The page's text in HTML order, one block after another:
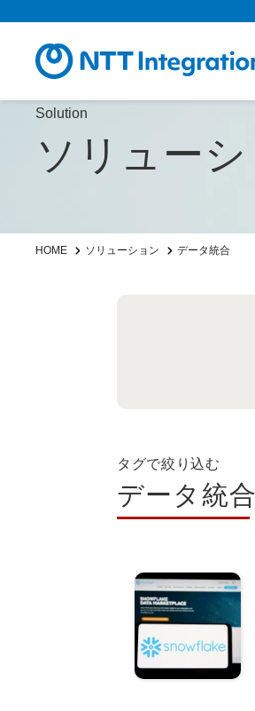
Solution
ソリュー
HOME ソリューション データ統合
タグで絞り込む
データ統合